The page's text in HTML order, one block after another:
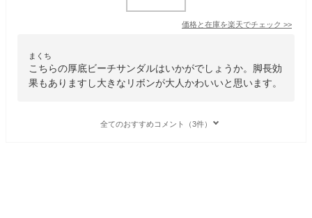
価格と在庫を楽天でチェック >>
まくち
こちらの厚底ビーチサンダルはいかがでしょうか。脚長効
果もありますし大きなリボンが大人かわいいと思います。
全てのおすすめコメント（3件）